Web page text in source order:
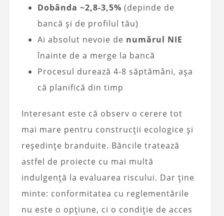
Dobânda ~2,8-3,5% (depinde de
bancă și de profilul tău)
Ai absolut nevoie de numărul NIE
înainte de a merge la bancă
Procesul durează 4-8 săptămâni, așa
că planifică din timp
Interesant este că observ o cerere tot
mai mare pentru construcții ecologice și
reședințe branduite. Băncile tratează
astfel de proiecte cu mai multă
indulgență la evaluarea riscului. Dar ține
minte: conformitatea cu reglementările
nu este o opțiune, ci o condiție de acces